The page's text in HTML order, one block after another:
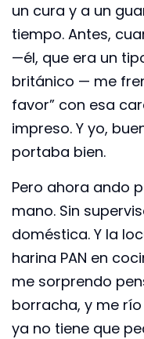
un cura y a un
tiempo. Antes,
—él, que era un
británico — me
favor” con esa
impreso. Y yo,
portaba bien.
Pero ahora ando
mano. Sin
doméstica. Y la
harina PAN en
me sorprendo
borracha, y me
ya no tiene que